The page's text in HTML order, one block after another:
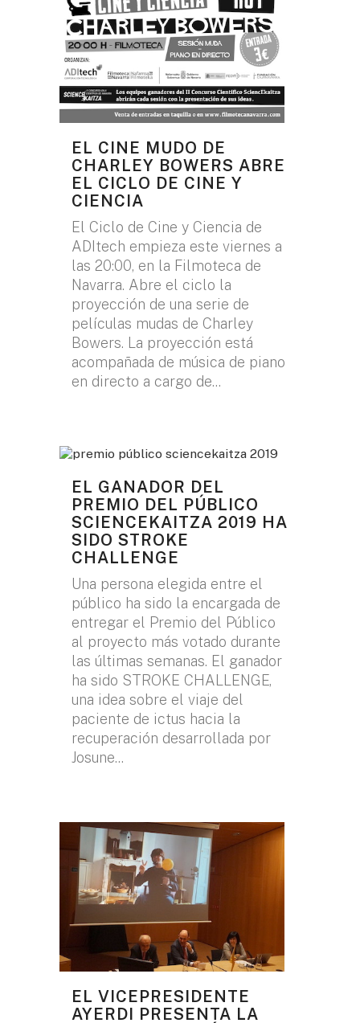
EL CINE MUDO DE
CHARLEY BOWERS ABRE
EL CICLO DE CINE Y
CIENCIA
El Ciclo de Cine y Ciencia de
ADItech empieza este viernes a
las 20:00, en la Filmoteca de
Navarra. Abre el ciclo la
proyección de una serie de
películas mudas de Charley
Bowers. La proyección está
acompañada de música de piano
en directo a cargo de...
EL GANADOR DEL
PREMIO DEL PÚBLICO
SCIENCEKAITZA 2019 HA
SIDO STROKE
CHALLENGE
Una persona elegida entre el
público ha sido la encargada de
entregar el Premio del Público
al proyecto más votado durante
las últimas semanas. El ganador
ha sido STROKE CHALLENGE,
una idea sobre el viaje del
paciente de ictus hacia la
recuperación desarrollada por
Josune...
EL VICEPRESIDENTE
AYERDI PRESENTA LA